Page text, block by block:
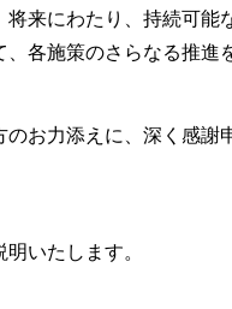
来にわたり、持続可能
各施策のさらなる推進
お力添えに、深く感謝
いたします。